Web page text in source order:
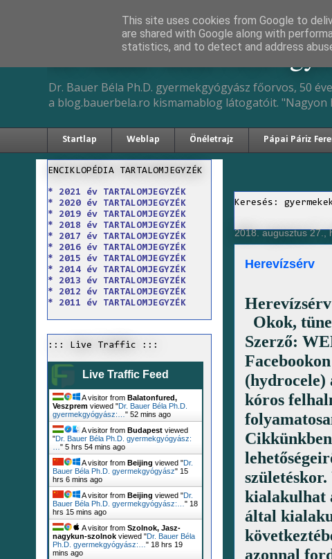
Dr. Bauer Béla Ph.D.
Dr. Bauer Béla Ph.D. gyermekgyógyász főorvos, 50
a blog.bauerbela.ro kismamablog látogatóit.
Startlap Weblap Önéletrajz Pápai Páriz
Keresés:
2018. augusztus 27.,
Herevízsérv
Herevízsérv
Okok,
Szerző:
(hydrocele)
kóros
kialakulhat
által
azonnal
ENCIKLOPÉDIA TARTALOMJEGYZÉK
* 2021 év TARTALOMJEGYZÉK
* 2020 év TARTALOMJEGYZÉK
* 2019 év TARTALOMJEGYZÉK
* 2018 év TARTALOMJEGYZÉK
* 2017 év TARTALOMJEGYZÉK
* 2016 év TARTALOMJEGYZÉK
* 2015 év TARTALOMJEGYZÉK
* 2014 év TARTALOMJEGYZÉK
* 2013 év TARTALOMJEGYZÉK
* 2012 év TARTALOMJEGYZÉK
* 2011 év TARTALOMJEGYZÉK
::: Live Traffic :::
Live Traffic Feed
A visitor from Balatonfured,
Veszprem viewed "Dr. Bauer Béla Ph.D.
gyermekgyógyász:… " 52 mins ago
A visitor from Budapest viewed
"Dr. Bauer Béla Ph.D. gyermekgyógyász:
" 5 hrs 54 mins ago
A visitor from Beijing viewed "Dr.
Bauer Béla Ph.D. gyermekgyógyász" 15
hrs 6 mins ago
A visitor from Beijing viewed "Dr.
Bauer Béla Ph.D. gyermekgyógyász:… " 18
hrs 15 mins ago
A visitor from Szolnok, Jasz-
nagykun-szolnok viewed "Dr. Bauer Béla
Ph.D. gyermekgyógyász:… " 18 hrs 19
mins ago
This site uses cookies from Google to
are shared with Google along with
statistics, and to detect and address